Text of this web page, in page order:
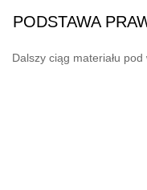
PODSTAWA
Dalszy ciąg materiału pod